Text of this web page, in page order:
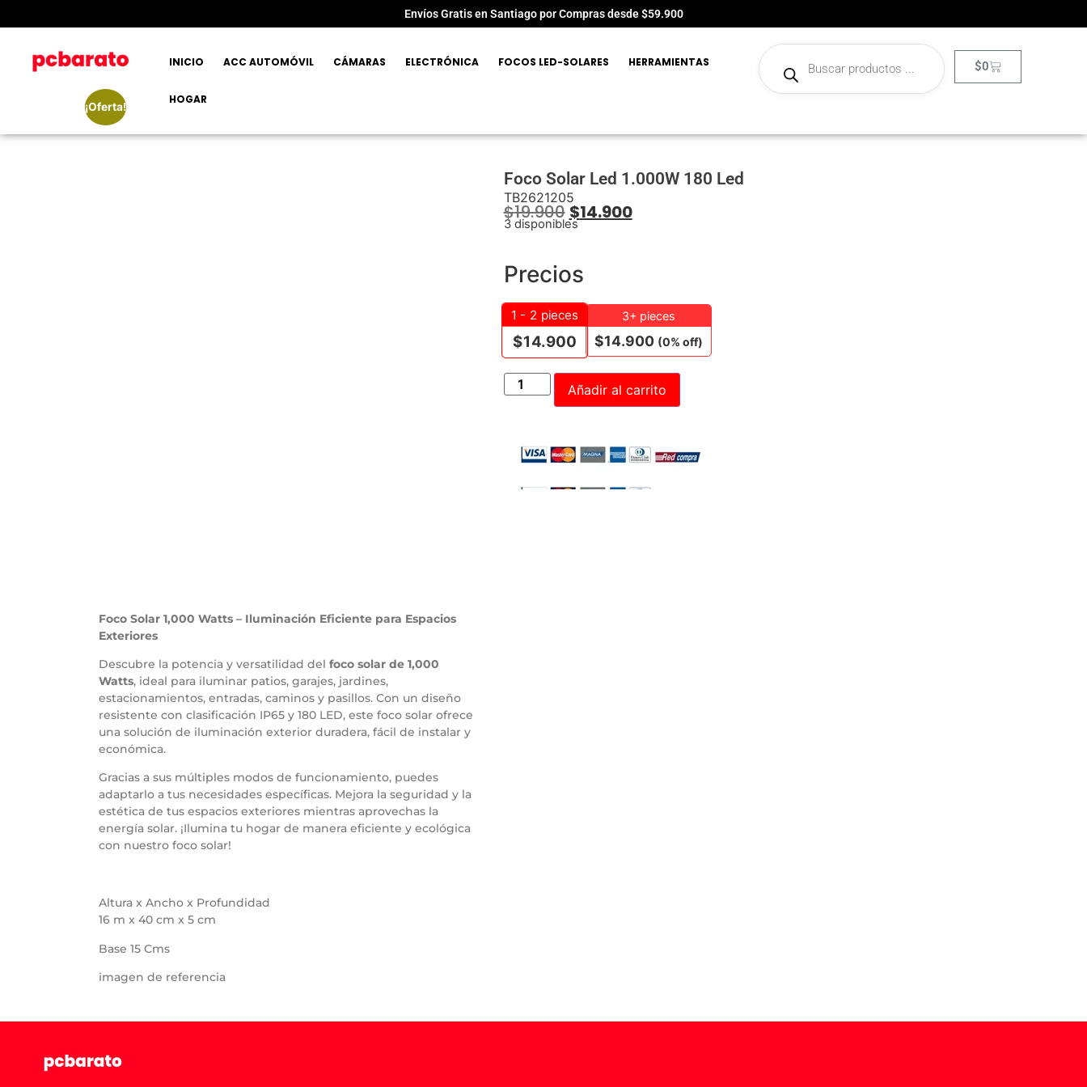
Envíos Gratis en Santiago por Compras desde $59.900
INICIO ACC AUTOMÓVIL CÁMARAS ELECTRÓNICA FOCOS LED-SOLARES HERRAMIENTAS
HOGAR
$0
¡Oferta!
Foco Solar 1,000 Watts – Iluminación Eficiente para Espacios
Exteriores
Descubre la potencia y versatilidad del foco solar de 1,000
Watts, ideal para iluminar patios, garajes, jardines,
estacionamientos, entradas, caminos y pasillos. Con un diseño
resistente con clasificación IP65 y 180 LED, este foco solar ofrece
una solución de iluminación exterior duradera, fácil de instalar y
económica.
Gracias a sus múltiples modos de funcionamiento, puedes
adaptarlo a tus necesidades específicas. Mejora la seguridad y la
estética de tus espacios exteriores mientras aprovechas la
energía solar. ¡Ilumina tu hogar de manera eficiente y ecológica
con nuestro foco solar!
Altura x Ancho x Profundidad
16 m x 40 cm x 5 cm
Base 15 Cms
imagen de referencia
Foco Solar Led 1.000W 180 Led
TB2621205
$19.900 $14.900
3 disponibles
Precios
1 - 2 pieces
$14.900
3+ pieces
$14.900 (0% off)
Añadir al carrito